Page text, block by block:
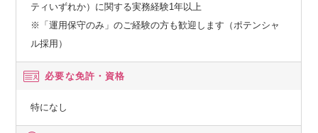
ティいずれか）に関する実務経験1年以上
※「運用保守のみ」のご経験の方も歓迎します（ポテンシャ
ル採用）
必要な免許・資格
特になし